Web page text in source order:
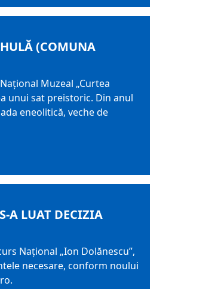
HULĂ (COMUNA
Muzeal „Curtea
unui sat preistoric. Din anul
eneolitică, veche de
A LUAT DECIZIA
Național „Ion Dolănescu”,
necesare, conform noului